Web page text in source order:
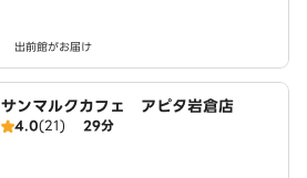
出前館がお届け
サンマルクカフェ アピタ岩倉店
4.0(21) 29分